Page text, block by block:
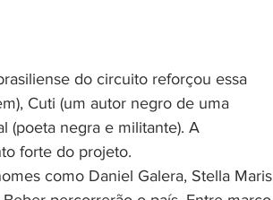
do circuito reforçou essa
Cuti (um autor negro de uma
(poeta negra e militante). A
forte do projeto.
como Daniel Galera, Stella Maris